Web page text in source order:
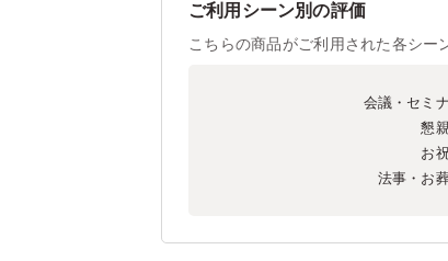
ご利用シーン別の評価
こちらの商品がご利用された各シー
会議・セミ
懇
お
法事・お